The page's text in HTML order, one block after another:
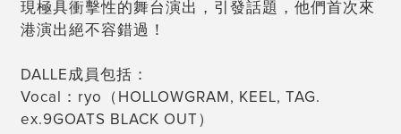
現極具衝擊性的舞台演出，引發話題，他們首次來
港演出絕不容錯過！
DALLE成員包括：
Vocal：ryo（HOLLOWGRAM, KEEL, TAG.
ex.9GOATS BLACK OUT）